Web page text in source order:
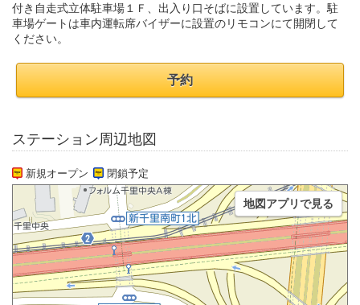
付き自走式立体駐車場１Ｆ、出入り口そばに設置しています。駐
車場ゲートは車内運転席バイザーに設置のリモコンにて開閉して
ください。
予約
ステーション周辺地図
新規オープン 閉鎖予定
地図アプリで見る